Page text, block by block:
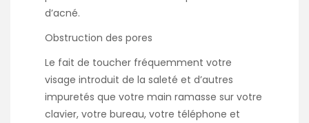
d’acné.
Obstruction des pores
Le fait de toucher fréquemment votre
visage introduit de la saleté et d’autres
impuretés que votre main ramasse sur votre
clavier, votre bureau, votre téléphone et